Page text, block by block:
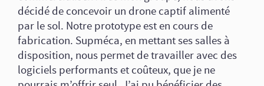
décidé de concevoir un drone captif alimenté
par le sol. Notre prototype est en cours de
fabrication. Supméca, en mettant ses salles à
disposition, nous permet de travailler avec des
logiciels performants et coûteux, que je ne